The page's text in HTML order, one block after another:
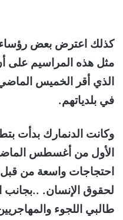
كذلك اعترض بعض رؤساء
مثل هذه المراسيم على
الذي أقر الخميس
في بلدياتهم.
وكانت الدنمارك بدأت
الأول من أغسطس
احتجاجات واسعة من
لحقوق الإنسان. ..بجانب
طالبي اللجوء